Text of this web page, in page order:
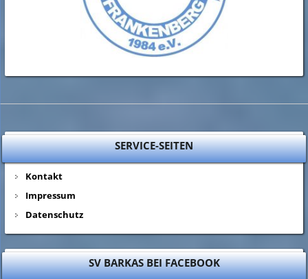
SERVICE-SEITEN
Kontakt
Impressum
Datenschutz
SV BARKAS BEI FACEBOOK